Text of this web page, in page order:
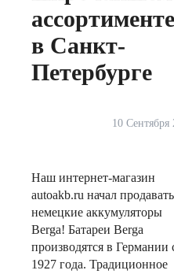
в Санкт-
Петербурге
10 Сентября
Наш интернет-магазин
autoakb.ru начал продавать
немецкие аккумуляторы
Berga! Батареи Berga
производятся в Германии
1927 года. Традиционное